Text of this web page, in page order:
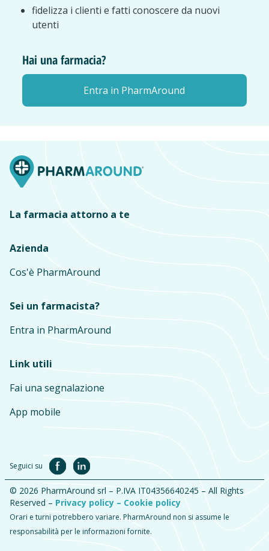
fidelizza i clienti e fatti conoscere da nuovi
utenti
Hai una farmacia?
Entra in PharmAround
La farmacia attorno a te
Azienda
Cos'è PharmAround
Sei un farmacista?
Entra in PharmAround
Link utili
Fai una segnalazione
App mobile
Seguici su
© 2026 PharmAround srl – P.IVA IT04356640245 – All Rights
Reserved – Privacy policy – Cookie policy
Orari e turni potrebbero variare. PharmAround non si assume le
responsabilità per le informazioni fornite.